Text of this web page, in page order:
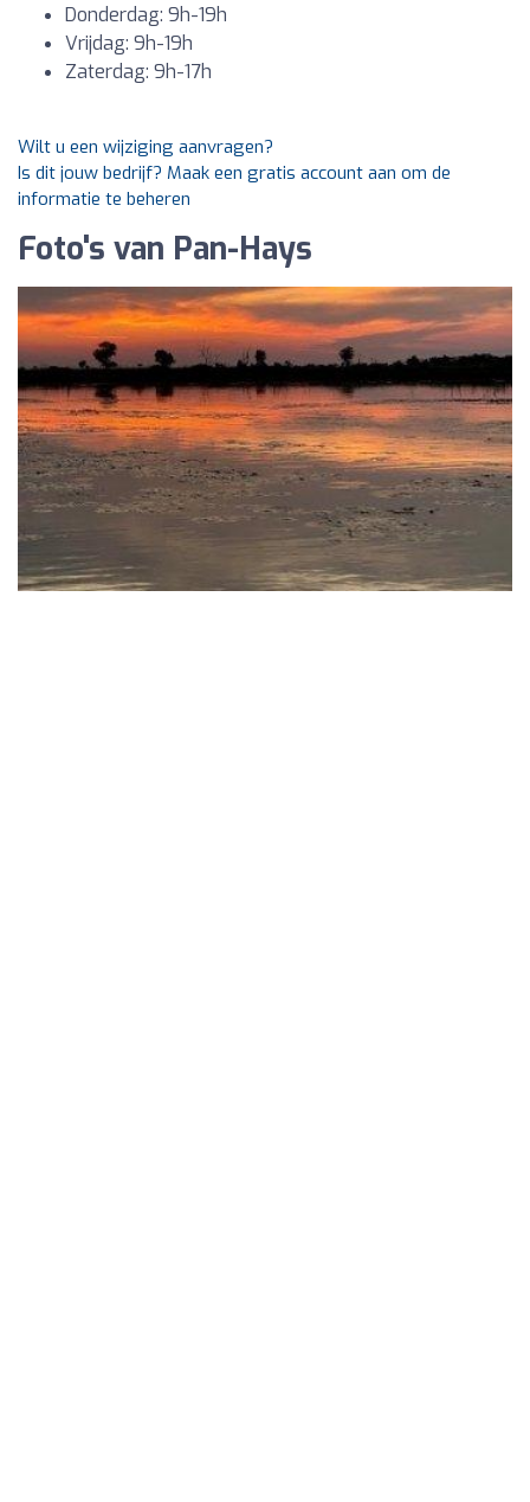
Donderdag: 9h-19h
Vrijdag: 9h-19h
Zaterdag: 9h-17h
Wilt u een wijziging aanvragen?
Is dit jouw bedrijf? Maak een gratis account aan om de
informatie te beheren
Foto's van Pan-Hays